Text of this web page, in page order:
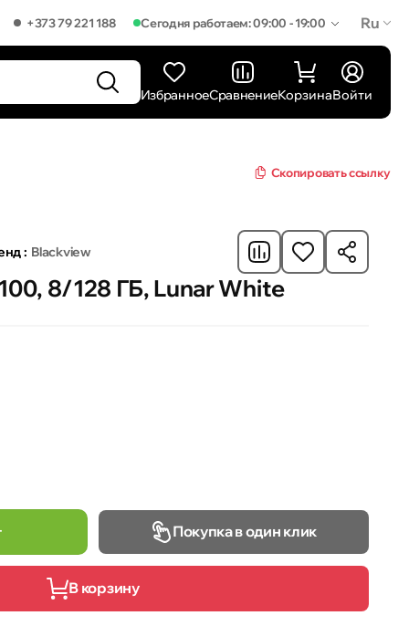
+373 79 221 188 Сегодня работаем: 09:00 - 19:00 Ru
ИзбранноеСравнениеКорзинаВойти
Скопировать ссылку
: Blackview
8/128 ГБ, Lunar White
Покупка в один клик
В корзину